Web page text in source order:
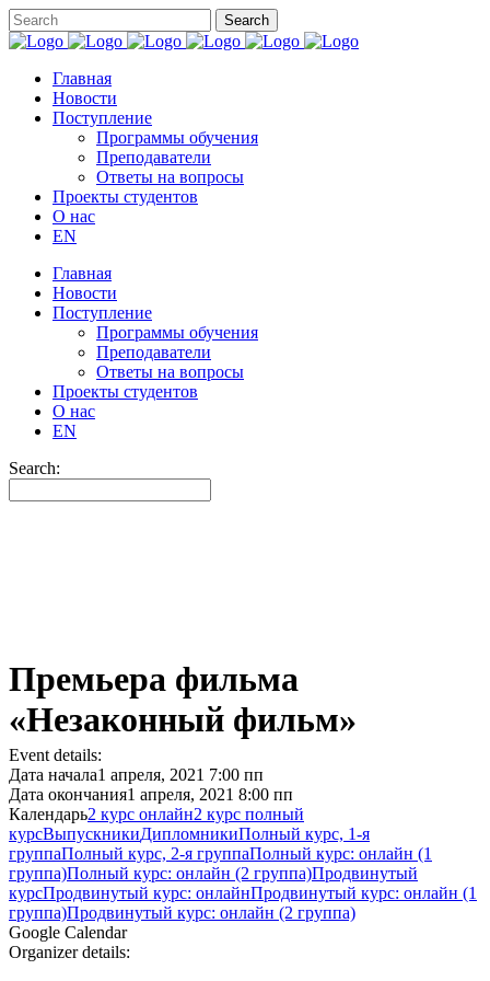
Главная
Новости
Поступление
Программы обучения
Преподаватели
Ответы на вопросы
Проекты студентов
О нас
EN
Главная
Новости
Поступление
Программы обучения
Преподаватели
Ответы на вопросы
Проекты студентов
О нас
EN
Search:
Премьера фильма
«Незаконный фильм»
Event details:
Дата начала1 апреля, 2021 7:00 пп
Дата окончания1 апреля, 2021 8:00 пп
Календарь2 курс онлайн2 курс полный
курсВыпускникиДипломникиПолный курс, 1-я
группаПолный курс, 2-я группаПолный курс: онлайн (1
группа)Полный курс: онлайн (2 группа)Продвинутый
курсПродвинутый курс: онлайнПродвинутый курс: онлайн (1
группа)Продвинутый курс: онлайн (2 группа)
Google Calendar
Organizer details: